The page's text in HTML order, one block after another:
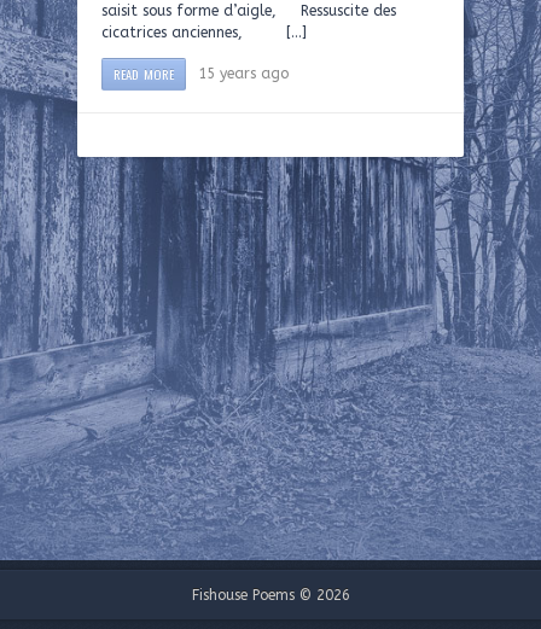
saisit sous forme d’aigle, Ressuscite des
cicatrices anciennes, […]
READ MORE 15 years ago
Fishouse Poems © 2026